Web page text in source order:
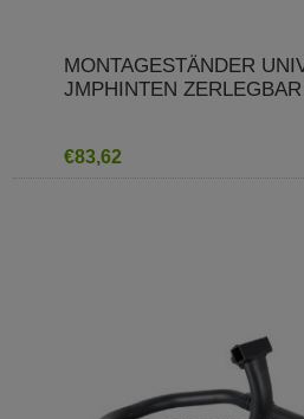
MONTAGESTÄNDER
JMPHINTEN
€83,62